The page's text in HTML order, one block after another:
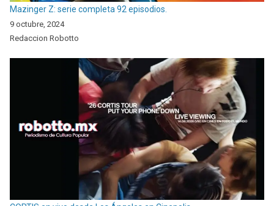
Mazinger Z: serie completa 92 episodios.
9 octubre, 2024
Redaccion Robotto